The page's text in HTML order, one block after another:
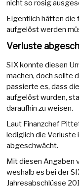
nicht so rosig
Eigentlich hätten die
aufgelöst werden
Verluste
SIX konnte diesen
machen, doch sollte
passierte es, dass
aufgelöst wurden,
daraufhin zu weisen.
Laut Finanzchef
lediglich die
abgeschwächt.
Mit diesen Angaben
weshalb es bei der
Jahresabschlüsse